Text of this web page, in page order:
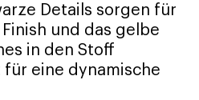
Details sorgen für
und das gelbe
in den Stoff
eine dynamische